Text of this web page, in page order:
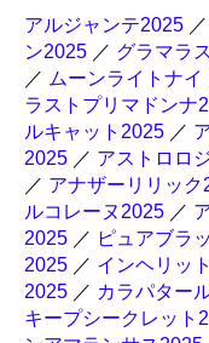
アルジャンテ2025 ／
ン2025 ／ グラマラ
／ ムーンライトナイ
ラストプリマドンナ
ルキャット2025 ／
2025 ／ アストロロ
／ アナザーリリック
ルコレーヌ2025 ／
2025 ／ ピュアブラ
2025 ／ インヘリッ
2025 ／ カラパター
キープシークレット